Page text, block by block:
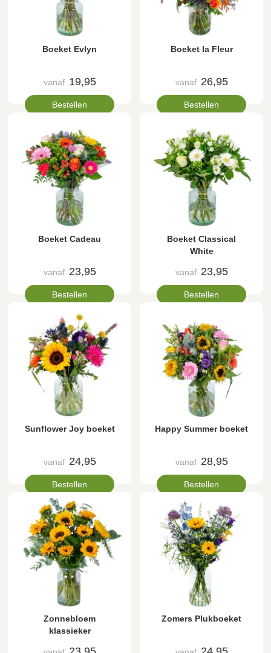
Boeket Evlyn
vanaf 19,95
Bestellen
Boeket la Fleur
vanaf 26,95
Bestellen
Boeket Cadeau
vanaf 23,95
Bestellen
Boeket Classical
White
vanaf 23,95
Bestellen
Sunflower Joy boeket
vanaf 24,95
Bestellen
Happy Summer boeket
vanaf 28,95
Bestellen
Zonnebloem
klassieker
Zomers Plukboeket